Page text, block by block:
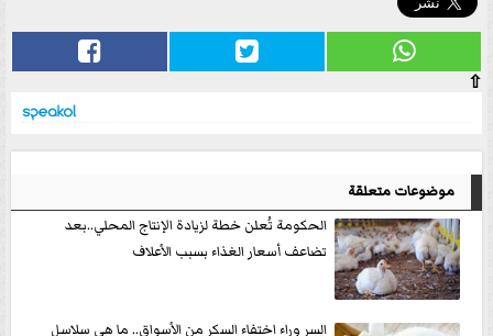
⇧
موضوعات متعلقة
الحكومة تُعلن خطة لزيادة الإنتاج المحلي..بعد
تضاعف أسعار الغذاء بسبب الأعلاف
السر وراء اختفاء السكر من الأسواق.. ما هي سلاسل